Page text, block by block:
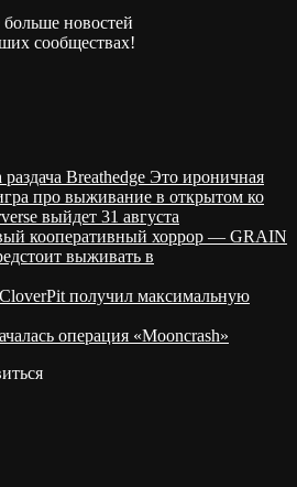
новостей
сообществах!
раздача Breathedge Это ироничная
про выживание в открытом ко
выйдет 31 августа
кооперативный хоррор — GRAIN
выживать в
получил максимальную
операция «Mooncrash»